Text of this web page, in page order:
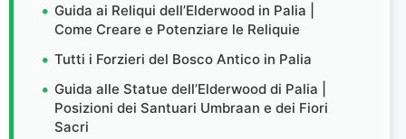
Guida ai Reliqui dell’Elderwood in Palia |
Come Creare e Potenziare le Reliquie
Tutti i Forzieri del Bosco Antico in Palia
Guida alle Statue dell’Elderwood di Palia |
Posizioni dei Santuari Umbraan e dei Fiori
Sacri